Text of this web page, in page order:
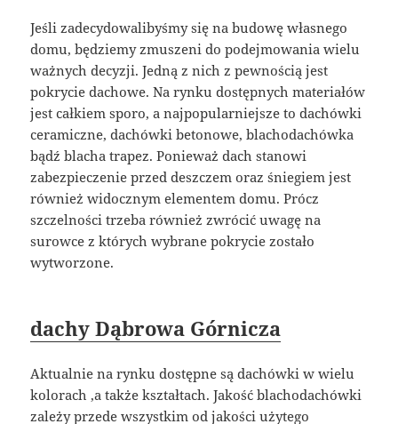
Jeśli zadecydowalibyśmy się na budowę własnego
domu, będziemy zmuszeni do podejmowania wielu
ważnych decyzji. Jedną z nich z pewnością jest
pokrycie dachowe. Na rynku dostępnych materiałów
jest całkiem sporo, a najpopularniejsze to dachówki
ceramiczne, dachówki betonowe, blachodachówka
bądź blacha trapez. Ponieważ dach stanowi
zabezpieczenie przed deszczem oraz śniegiem jest
również widocznym elementem domu. Prócz
szczelności trzeba również zwrócić uwagę na
surowce z których wybrane pokrycie zostało
wytworzone.
dachy Dąbrowa Górnicza
Aktualnie na rynku dostępne są dachówki w wielu
kolorach ,a także kształtach. Jakość blachodachówki
zależy przede wszystkim od jakości użytego